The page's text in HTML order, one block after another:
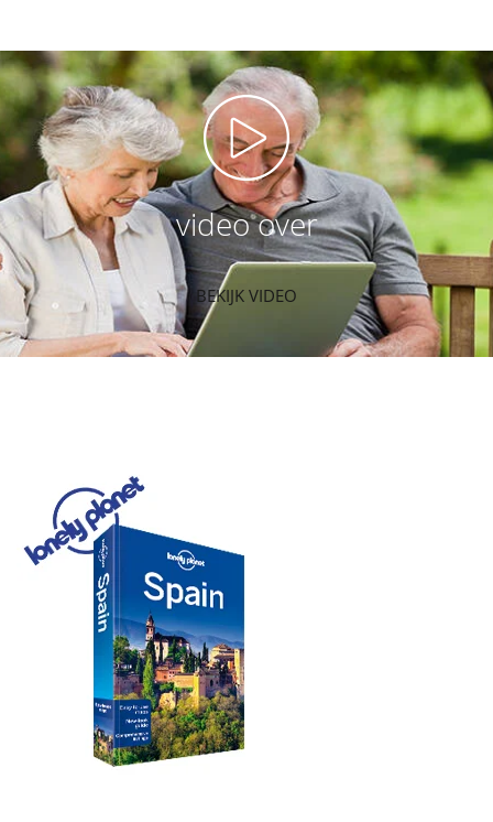
video over
BEKIJK VIDEO